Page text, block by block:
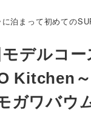
に泊まって初めて
モデルコ
Kitchen
ガワバウ